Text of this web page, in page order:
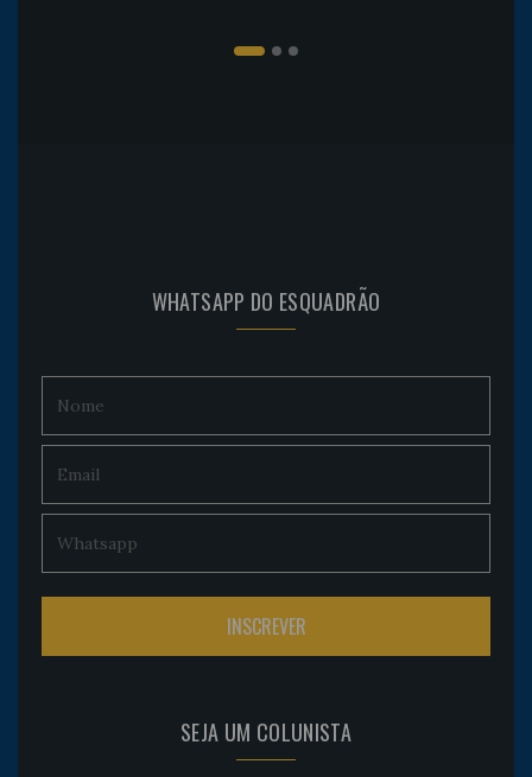
WHATSAPP DO ESQUADRÃO
SEJA UM COLUNISTA